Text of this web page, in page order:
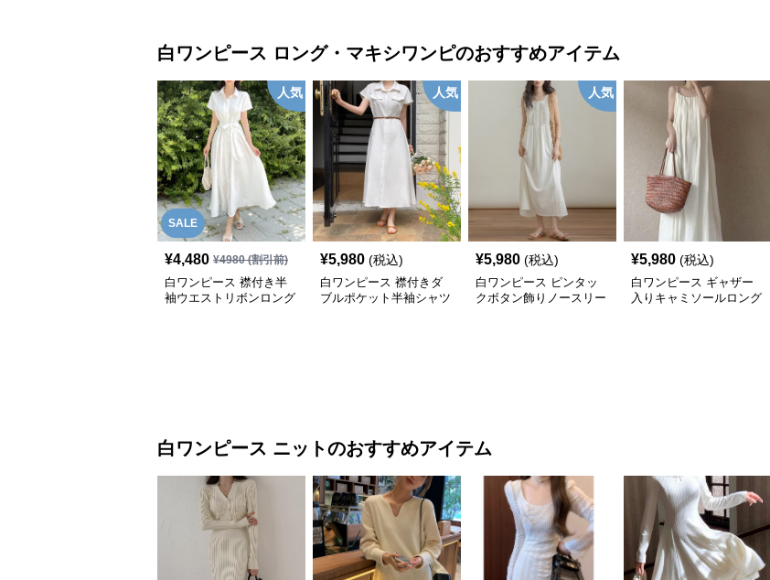
白ワンピース ロング・マキシワンピのおすすめアイテム
SALE
人気
¥4,480 ¥4980(割引前)
白ワンピース 襟付き半
袖ウエストリボンロング
人気
¥5,980 (税込)
白ワンピース 襟付きダ
ブルポケット半袖シャツ
人気
¥5,980 (税込)
白ワンピース ピンタッ
クボタン飾りノースリー
¥5,980 (税込)
白ワンピース ギャザー
入りキャミソールロング
白ワンピース ニットのおすすめアイテム